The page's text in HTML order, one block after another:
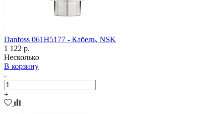
Danfoss 061H5177 - Кабель, NSK
1 122 р.
Несколько
В корзину
-
+